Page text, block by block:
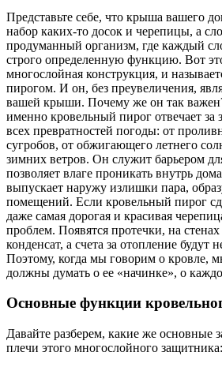
Представьте себе, что крыша вашего
набор каких-то досок и черепицы, а
продуманный организм, где каждый
строго определенную функцию. Вот
многослойная конструкция, и
пирогом. И он, без преувеличения,
вашей крыши. Почему же он так
именно кровельный пирог отвечает за
всех превратностей погоды: от
сугробов, от обжигающего летнего
зимних ветров. Он служит барьером
позволяет влаге проникать внутрь
выпускает наружу излишки пара,
помещений. Если кровельный пирог
даже самая дорогая и красивая
проблем. Появятся протечки, на стенах
конденсат, а счета за отопление будут
Поэтому, когда мы говорим о кровле,
должны думать о ее «начинке», о
Основные функции
Давайте разберем, какие же основные
плечи этого многослойного защитника: